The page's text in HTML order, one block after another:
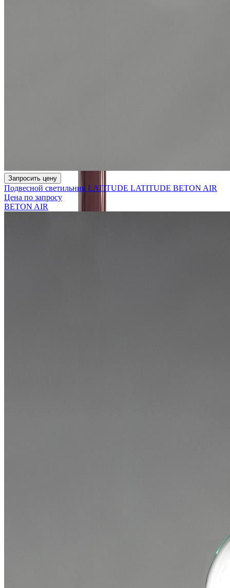
Запросить цену
Подвесной светильник LATITUDE LATITUDE BETON AIR
Цена по запросу
BETON AIR